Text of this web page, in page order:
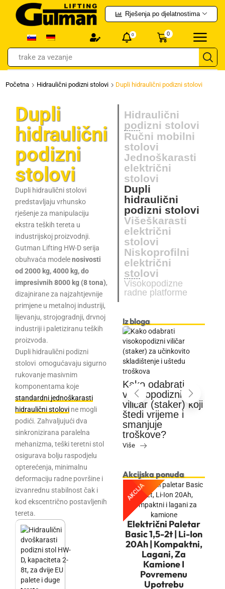
Rješenja po djelatnostima
hvataljke
0 0
Početna Hidraulični podizni stolovi Dupli hidraulični podizni stolovi
Dupli
hidraulični
podizni
stolovi
Dupli hidraulični stolovi
predstavljaju vrhunsko
rješenje za manipulaciju
ekstra teških tereta u
industrijskoj proizvodnji.
Gutman Lifting HW-D serija
obuhvaća modelenosivosti
od 2000 kg, 4000 kg, do
impresivnih 8000 kg (8 tona),
dizajnirane za najzahtjevnije
primjene u metalnoj industriji,
lijevanju, strojogradnji, drvnoj
industriji i paletiziranu teških
proizvoda.
Dupli hidraulični podizni
stolovi omogućavaju sigurno
rukovanje masivnim
komponentama koje
standardni jednoškarasti
hidraulični stolovi ne mogli
podići. Zahvaljujući dva
sinkronizirana paralelna
mehanizma, teški teretni stol
osigurava bolju raspodjelu
opterećenja, minimalnu
deformaciju radne površine i
izvanrednu stabilnost čak i
kod ekscentrično postavljenih
tereta.
Hidraulični
podizni stolovi
Ručni mobilni
stolovi
Jednoškarasti
električni
stolovi
Dupli
hidraulični
podizni stolovi
Višeškarasti
električni
stolovi
Niskoprofilni
električni
stolovi
Visokopodizne
radne platforme
Iz bloga
za
Najčešće
pogreške pri
skladištenju paleta
i kako ih izbjeći
Više
Kako odabrati
visokopodizni
viličar (staker) koji
štedi vrijeme i
smanjuje
troškove?
Više
Akcijska ponuda
Električni Paletar
Basic 1,5-2t | Li-Ion
20Ah | Kompaktni,
Lagani, Za
Kamione I
Povremenu
Upotrebu
AKCIJA